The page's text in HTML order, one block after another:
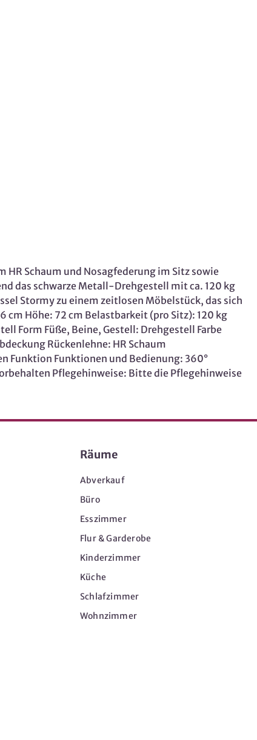
HR Schaum und Nosagfederung im Sitz sowie
das schwarze Metall-Drehgestell mit ca. 120 kg
Stormy zu einem zeitlosen Möbelstück, das sich
Höhe: 72 cm Belastbarkeit (pro Sitz): 120 kg
Form Füße, Beine, Gestell: Drehgestell Farbe
Rückenlehne: HR Schaum
Funktion Funktionen und Bedienung: 360°
Pflegehinweise: Bitte die Pflegehinweise
Räume
Abverkauf
Büro
Esszimmer
Flur & Garderobe
Kinderzimmer
Küche
Schlafzimmer
Wohnzimmer